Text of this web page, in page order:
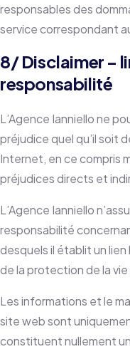
responsables des
service correspondant
8/ Disclaimer –
responsabilité
L’Agence Ianniello ne
préjudice quel qu’il soit
Internet, en ce compris
préjudices directs et
L’Agence Ianniello
responsabilité
desquels il établit un
de la protection de la vie
Les informations et le
site web sont
constituent nullement